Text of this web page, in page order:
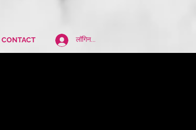
CONTACT लॉगिन करें